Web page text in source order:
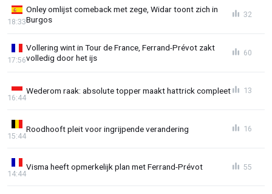
Onley omlijst comeback met zege, Widar toont zich in
Burgos
18:33
32
Vollering wint in Tour de France, Ferrand-Prévot zakt
volledig door het ijs
17:56
60
Wederom raak: absolute topper maakt hattrick compleet
16:44
13
Roodhooft pleit voor ingrijpende verandering
15:44
16
Visma heeft opmerkelijk plan met Ferrand-Prévot
14:44
55